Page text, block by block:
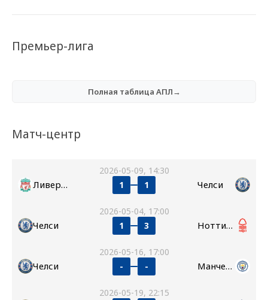
Премьер-лига
Полная таблица АПЛ→
Матч-центр
2026-05-09, 14:30
Ливерпуль 1 1 Челси
2026-05-04, 17:00
Челси 1 3 Ноттингем Форест
2026-05-16, 17:00
Челси - - Манчестер Сити
2026-05-19, 22:15